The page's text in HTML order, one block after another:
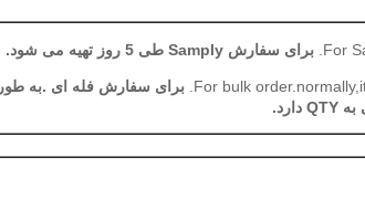
For برای سفارش Samply طی 5 روز تهیه می شود.
For bulk برای سفارش فله ای .به طور